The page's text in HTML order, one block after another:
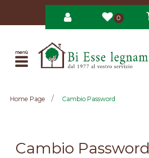
0
Open
Home Page Cambio Password
Cambio Password